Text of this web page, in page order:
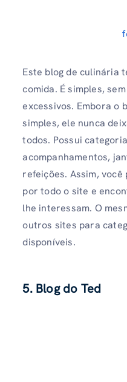
Este blog de culinária
comida. É simples,
excessivos. Embora o
simples, ele nunca
todos. Possui
acompanhamentos,
refeições. Assim,
por todo o site e
lhe interessam. O
outros sites para
disponíveis.
5. Blog do Ted